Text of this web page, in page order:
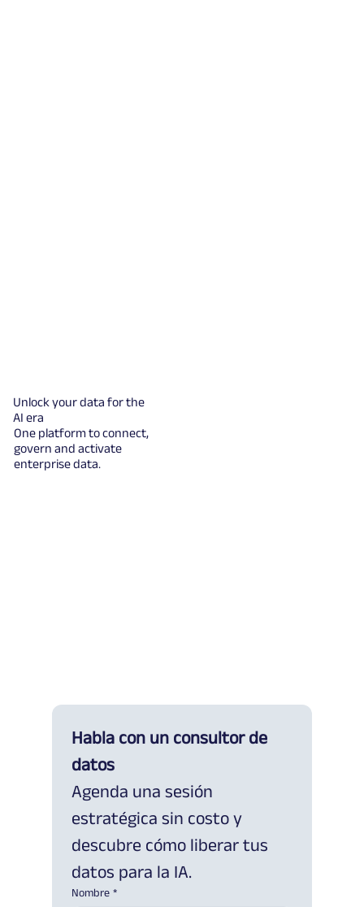
Unlock your data for the
AI era
One platform to connect,
govern and activate
enterprise data.
Habla con un consultor de
datos
Agenda una sesión
estratégica sin costo y
descubre cómo liberar tus
datos para la IA.
Nombre *